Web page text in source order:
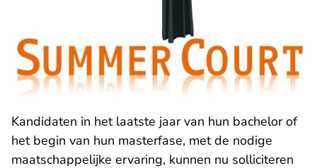
Kandidaten in het laatste jaar van hun bachelor of
het begin van hun masterfase, met de nodige
maatschappelijke ervaring, kunnen nu solliciteren